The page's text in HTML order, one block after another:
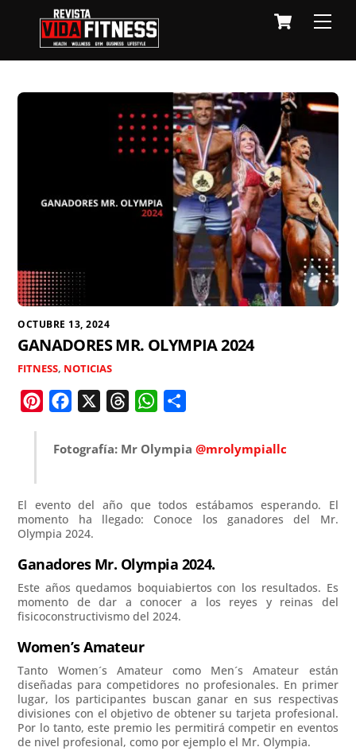
content
Cart
OCTUBRE 13, 2024
GANADORES MR. OLYMPIA 2024
FITNESS, NOTICIAS
r
e
c
o
o
r
d
W
a
A
m
r
i
Fotografía: Mr Olympia@mrolympiallc
El evento del año que todos estábamos esperando. El
momento ha llegado: Conoce los ganadores del Mr.
Olympia 2024.
Ganadores Mr. Olympia 2024.
Este años quedamos boquiabiertos con los resultados. Es
momento de dar a conocer a los reyes y reinas del
fisicoconstructivismo del 2024.
Women’s Amateur
Tanto Women´s Amateur como Men´s Amateur están
diseñadas para competidores no profesionales. En primer
lugar, los participantes buscan ganar en sus respectivas
divisiones con el objetivo de obtener su tarjeta profesional.
Por lo tanto, este premio les permitirá competir en eventos
de nivel profesional, como por ejemplo el Mr. Olympia.